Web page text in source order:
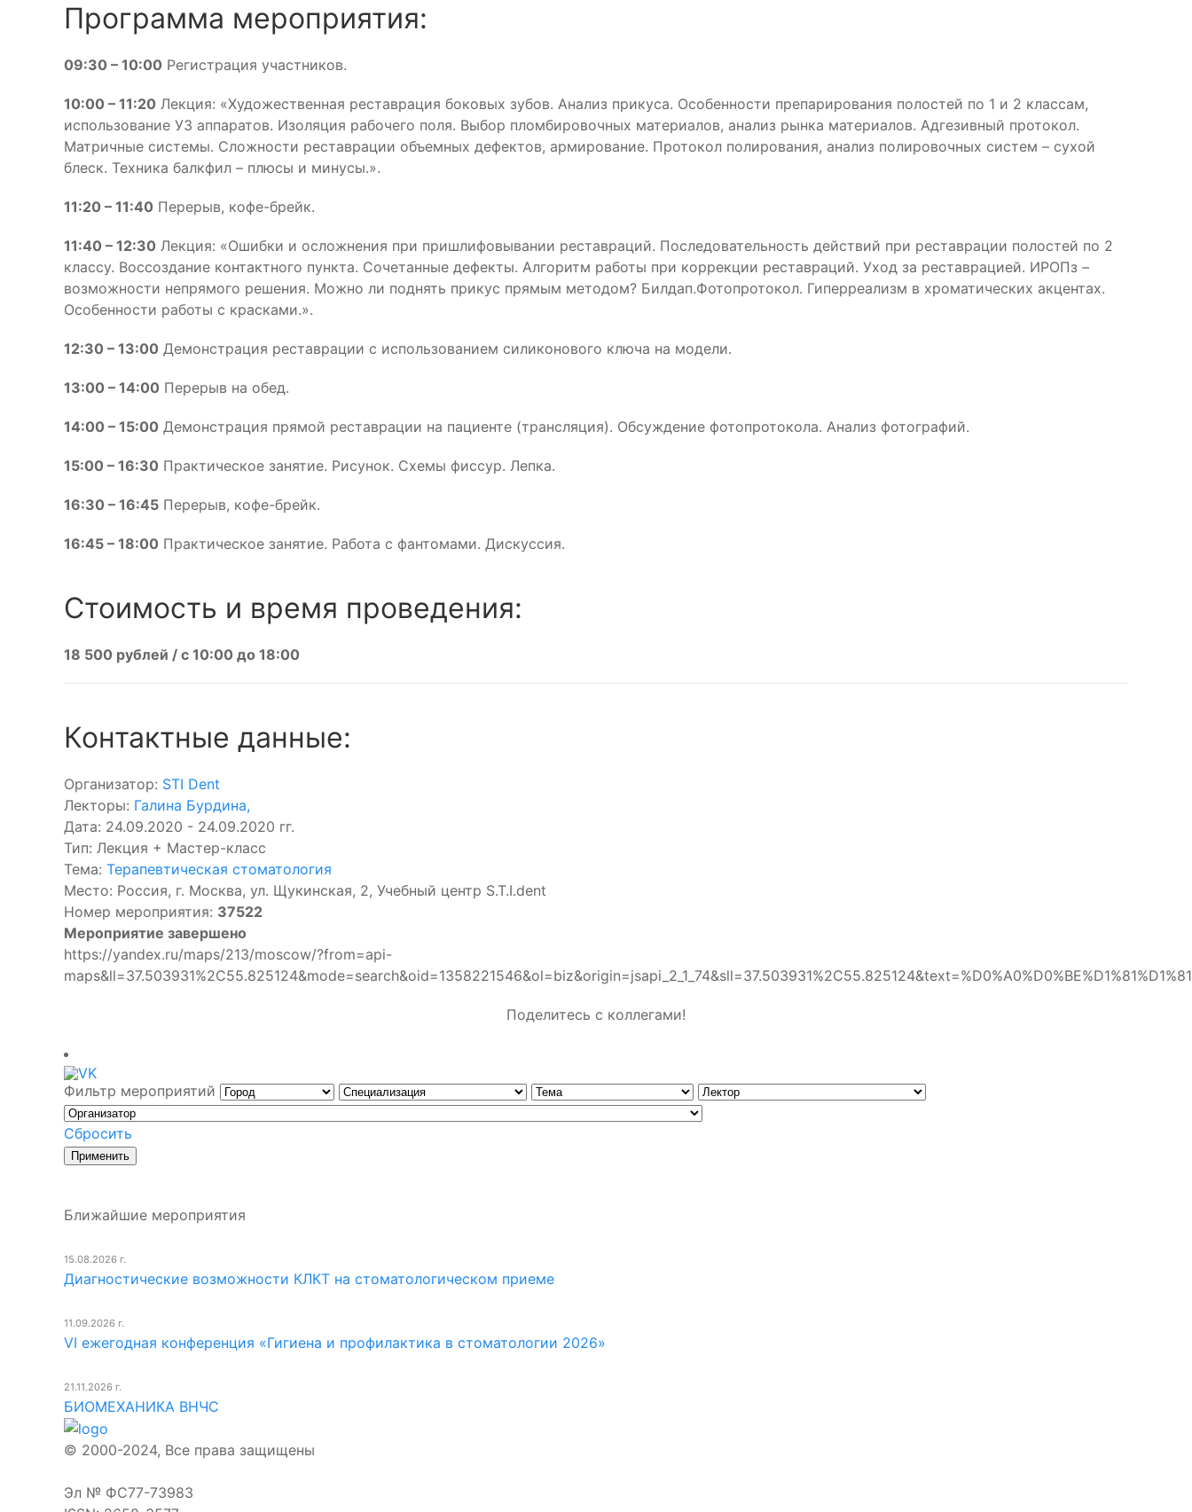
Программа мероприятия:
09:30 – 10:00 Регистрация участников.
10:00 – 11:20 Лекция: «Художественная реставрация боковых зубов. Анализ прикуса. Особенности препарирования полостей по 1 и 2 классам,
использование УЗ аппаратов. Изоляция рабочего поля. Выбор пломбировочных материалов, анализ рынка материалов. Адгезивный протокол.
Матричные системы. Сложности реставрации объемных дефектов, армирование. Протокол полирования, анализ полировочных систем – сухой
блеск. Техника балкфил – плюсы и минусы.».
11:20 – 11:40 Перерыв, кофе-брейк.
11:40 – 12:30 Лекция: «Ошибки и осложнения при пришлифовывании реставраций. Последовательность действий при реставрации полостей по 2
классу. Воссоздание контактного пункта. Сочетанные дефекты. Алгоритм работы при коррекции реставраций. Уход за реставрацией. ИРОПз –
возможности непрямого решения. Можно ли поднять прикус прямым методом? Билдап.Фотопротокол. Гиперреализм в хроматических акцентах.
Особенности работы с красками.».
12:30 – 13:00 Демонстрация реставрации с использованием силиконового ключа на модели.
13:00 – 14:00 Перерыв на обед.
14:00 – 15:00 Демонстрация прямой реставрации на пациенте (трансляция). Обсуждение фотопротокола. Анализ фотографий.
15:00 – 16:30 Практическое занятие. Рисунок. Схемы фиссур. Лепка.
16:30 – 16:45 Перерыв, кофе-брейк.
16:45 – 18:00 Практическое занятие. Работа с фантомами. Дискуссия.
Стоимость и время проведения:
18 500 рублей / c 10:00 до 18:00
Контактные данные:
Организатор: STI Dent
Лекторы: Галина Бурдина,
Дата: 24.09.2020 - 24.09.2020 гг.
Тип: Лекция + Мастер-класс
Тема: Терапевтическая стоматология
Место: Россия, г. Москва, ул. Щукинская, 2, Учебный центр S.T.I.dent
Номер мероприятия: 37522
Мероприятие завершено
https://yandex.ru/maps/213/moscow/?from=api-
Поделитесь с коллегами!
Фильтр мероприятий
Сбросить
Ближайшие мероприятия
15.08.2026 г.
Диагностические возможности КЛКТ на стоматологическом приеме
11.09.2026 г.
VI ежегодная конференция «Гигиена и профилактика в стоматологии 2026»
21.11.2026 г.
БИОМЕХАНИКА ВНЧС
© 2000-2024, Все права защищены
Эл № ФС77-73983